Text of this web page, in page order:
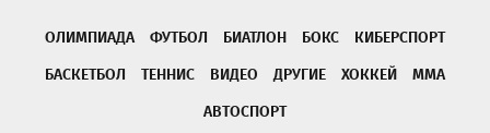
ОЛИМПИАДА ФУТБОЛ БИАТЛОН БОКС
КИБЕРСПОРТ
БАСКЕТБОЛ
ТЕННИС ВИДЕО ДРУГИЕ ХОККЕЙ
ММА
АВТОСПОРТ